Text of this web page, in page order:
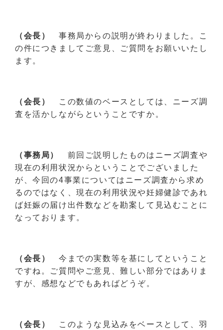
（会長） 事務局からの説明が終わりました。こ
の件につきましてご意見、ご質問をお願いいたし
ます。
（会長）
この数値のベースとしては、ニーズ調
査を活かしながらということですか。
（事務局）
前回ご説明したものはニーズ調査や
現在の利用状況からということでございました
が、今回の4事業についてはニーズ調査から求め
るのではなく、現在の利用状況や妊婦健診であれ
ば妊娠の届け出件数などを勘案して見込むことに
なっております。
（会長）
今までの実数等を基にしてということ
ですね。ご質問やご意見、難しい部分ではありま
すが、感想などでもあればどうぞ。
（会長）
このような見込みをベースとして、羽